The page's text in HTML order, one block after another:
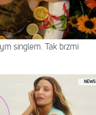
singlem. Tak brzmi
NEWS